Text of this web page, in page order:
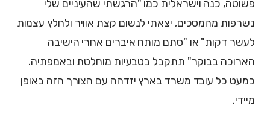
פשוטה, כנה וישראלית כמו "הרגשתי שהעיניים שלי
נשרפות מהמסכים, יצאתי לנשום קצת אוויר ולחלץ עצמות
לעשר דקות" או "סתם מותח איברים אחרי הישיבה
הארוכה בבוקר" תתקבל בטבעיות מוחלטת ובאמפתיה.
כמעט כל עובד משרד בארץ יזדהה עם הצורך הזה באופן
מיידי.